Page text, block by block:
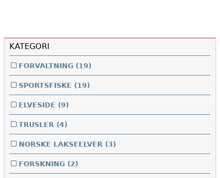
KATEGORI
FORVALTNING (19)
SPORTSFISKE (19)
ELVESIDE (9)
TRUSLER (4)
NORSKE LAKSEELVER (3)
FORSKNING (2)